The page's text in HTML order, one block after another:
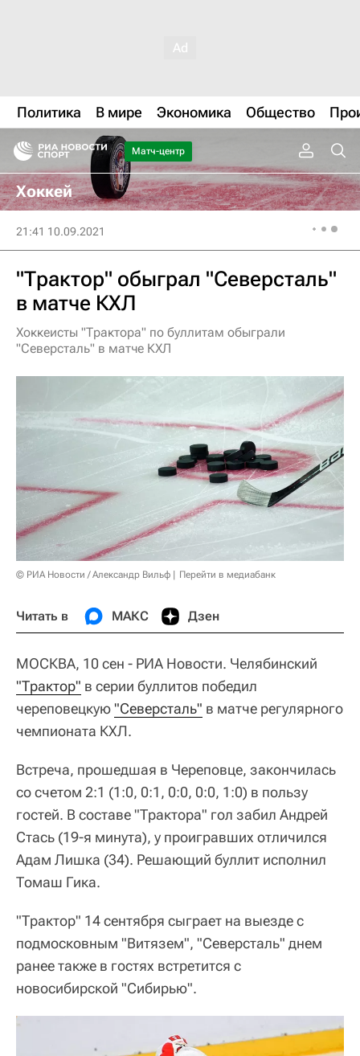
Политика В мире Экономика Общество
Матч-центр
Хоккей
21:41 10.09.2021
"Трактор" обыграл "Северсталь"
в матче КХЛ
Хоккеисты "Трактора" по буллитам обыграли
"Северсталь" в матче КХЛ
© РИА Новости / Александр Вильф Перейти в медиабанк
Читать в МАКС Дзен
МОСКВА, 10 сен - РИА Новости. Челябинский
"Трактор" в серии буллитов победил
череповецкую"Северсталь" в матче регулярного
чемпионата КХЛ.
Встреча, прошедшая в Череповце, закончилась
со счетом 2:1 (1:0, 0:1, 0:0, 0:0, 1:0) в пользу
гостей. В составе "Трактора" гол забил Андрей
Стась (19-я минута), у проигравших отличился
Адам Лишка (34). Решающий буллит исполнил
Томаш Гика.
"Трактор" 14 сентября сыграет на выезде с
подмосковным "Витязем", "Северсталь" днем
ранее также в гостях встретится с
новосибирской "Сибирью".